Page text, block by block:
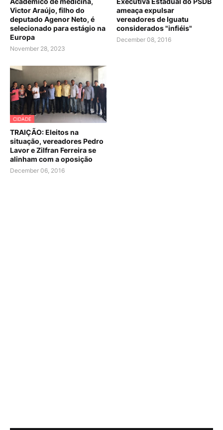
Victor Araújo, filho do
deputado Agenor Neto, é
selecionado para estágio na
Europa
November 28, 2023
ameaça expulsar
vereadores de Iguatu
considerados "infiéis"
December 08, 2016
CIDADE
TRAIÇÃO: Eleitos na
situação, vereadores Pedro
Lavor e Zilfran Ferreira se
alinham com a oposição
December 06, 2016